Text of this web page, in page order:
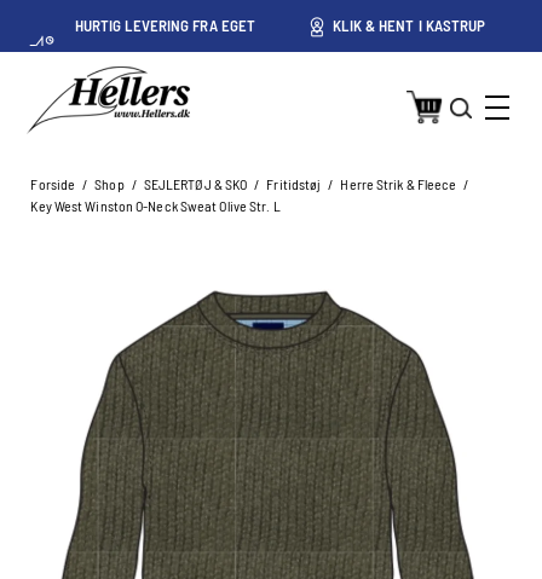
HURTIG LEVERING FRA EGET
LAGER I KASTRUP
KLIK & HENT I KASTRUP
Forside / Shop / SEJLERTØJ & SKO / Fritidstøj / Herre Strik & Fleece /
Key West Winston O-Neck Sweat Olive Str. L